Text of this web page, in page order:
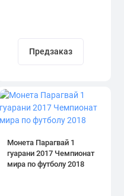
Предзаказ
Монета Парагвай 1
гуарани 2017 Чемпионат
мира по футболу 2018